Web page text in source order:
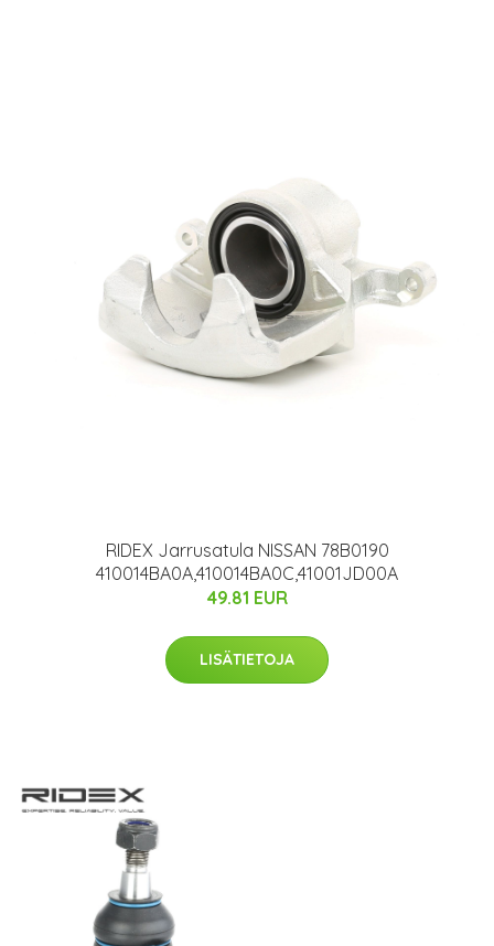
RIDEX Jarrusatula NISSAN 78B0190
410014BA0A,410014BA0C,41001JD00A
49.81 EUR
LISÄTIETOJA